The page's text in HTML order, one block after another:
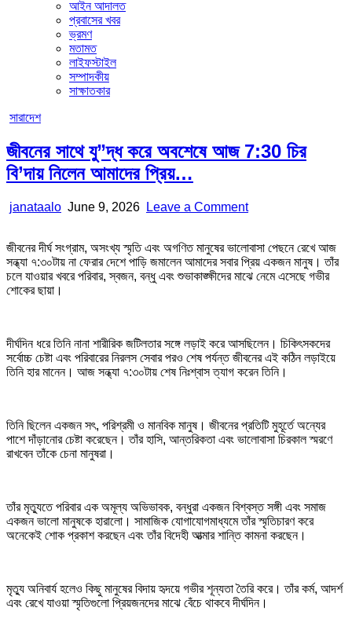
আইন আদালত
প্রবাসের খবর
ভ্রমণ
মতামত
লাইফস্টাইল
সম্পাদকীয়
সাক্ষাতকার
Posted
সারাদেশ
জীবনের সাথে যু”দ্ধ করে অবশেষে আজ 7:30 চির
বি’দায় নিলেন আমাদের প্রিয়…
Author:
janataalo Published
June 9, 2026 Leave a Commenton
যু”দ্ধ
করে
অবশেষে
নিলেন
আমাদের
প্রিয়…
জীবনের দীর্ঘ সংগ্রাম, অসংখ্য স্মৃতি এবং অগণিত মানুষের ভালোবাসা পেছনে রেখে আজ
সন্ধ্যা ৭:৩০টায় না ফেরার দেশে পাড়ি জমালেন আমাদের সবার প্রিয় একজন মানুষ। তাঁর
চলে যাওয়ার খবরে পরিবার, স্বজন, বন্ধু এবং শুভাকাঙ্ক্ষীদের মাঝে নেমে এসেছে গভীর
শোকের ছায়া।
দীর্ঘদিন ধরে তিনি নানা শারীরিক জটিলতার সঙ্গে লড়াই করে আসছিলেন। চিকিৎসকদের
সর্বোচ্চ চেষ্টা এবং পরিবারের নিরলস সেবার পরও শেষ পর্যন্ত জীবনের এই কঠিন লড়াইয়ে
তিনি হার মানেন। আজ সন্ধ্যা ৭:৩০টায় শেষ নিঃশ্বাস ত্যাগ করেন তিনি।
তিনি ছিলেন একজন সৎ, পরিশ্রমী ও মানবিক মানুষ। জীবনের প্রতিটি মুহূর্তে অন্যের
পাশে দাঁড়ানোর চেষ্টা করেছেন। তাঁর হাসি, আন্তরিকতা এবং ভালোবাসা চিরকাল স্মরণে
রাখবেন তাঁকে চেনা মানুষরা।
তাঁর মৃত্যুতে পরিবার এক অমূল্য অভিভাবক, বন্ধুরা একজন বিশ্বস্ত সঙ্গী এবং সমাজ
একজন ভালো মানুষকে হারালো। সামাজিক যোগাযোগমাধ্যমে তাঁর স্মৃতিচারণ করে
অনেকেই শোক প্রকাশ করছেন এবং তাঁর বিদেহী আত্মার শান্তি কামনা করছেন।
মৃত্যু অনিবার্য হলেও কিছু মানুষের বিদায় হৃদয়ে গভীর শূন্যতা তৈরি করে। তাঁর কর্ম, আদর্শ
এবং রেখে যাওয়া স্মৃতিগুলো প্রিয়জনদের মাঝে বেঁচে থাকবে দীর্ঘদিন।